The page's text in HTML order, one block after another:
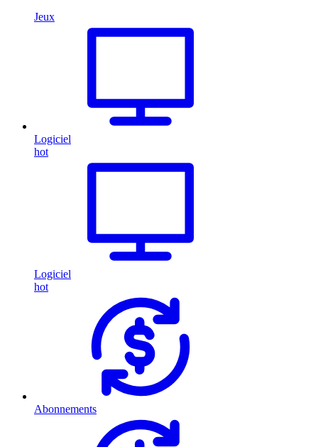
Jeux
Logiciel
hot
Logiciel
hot
Abonnements